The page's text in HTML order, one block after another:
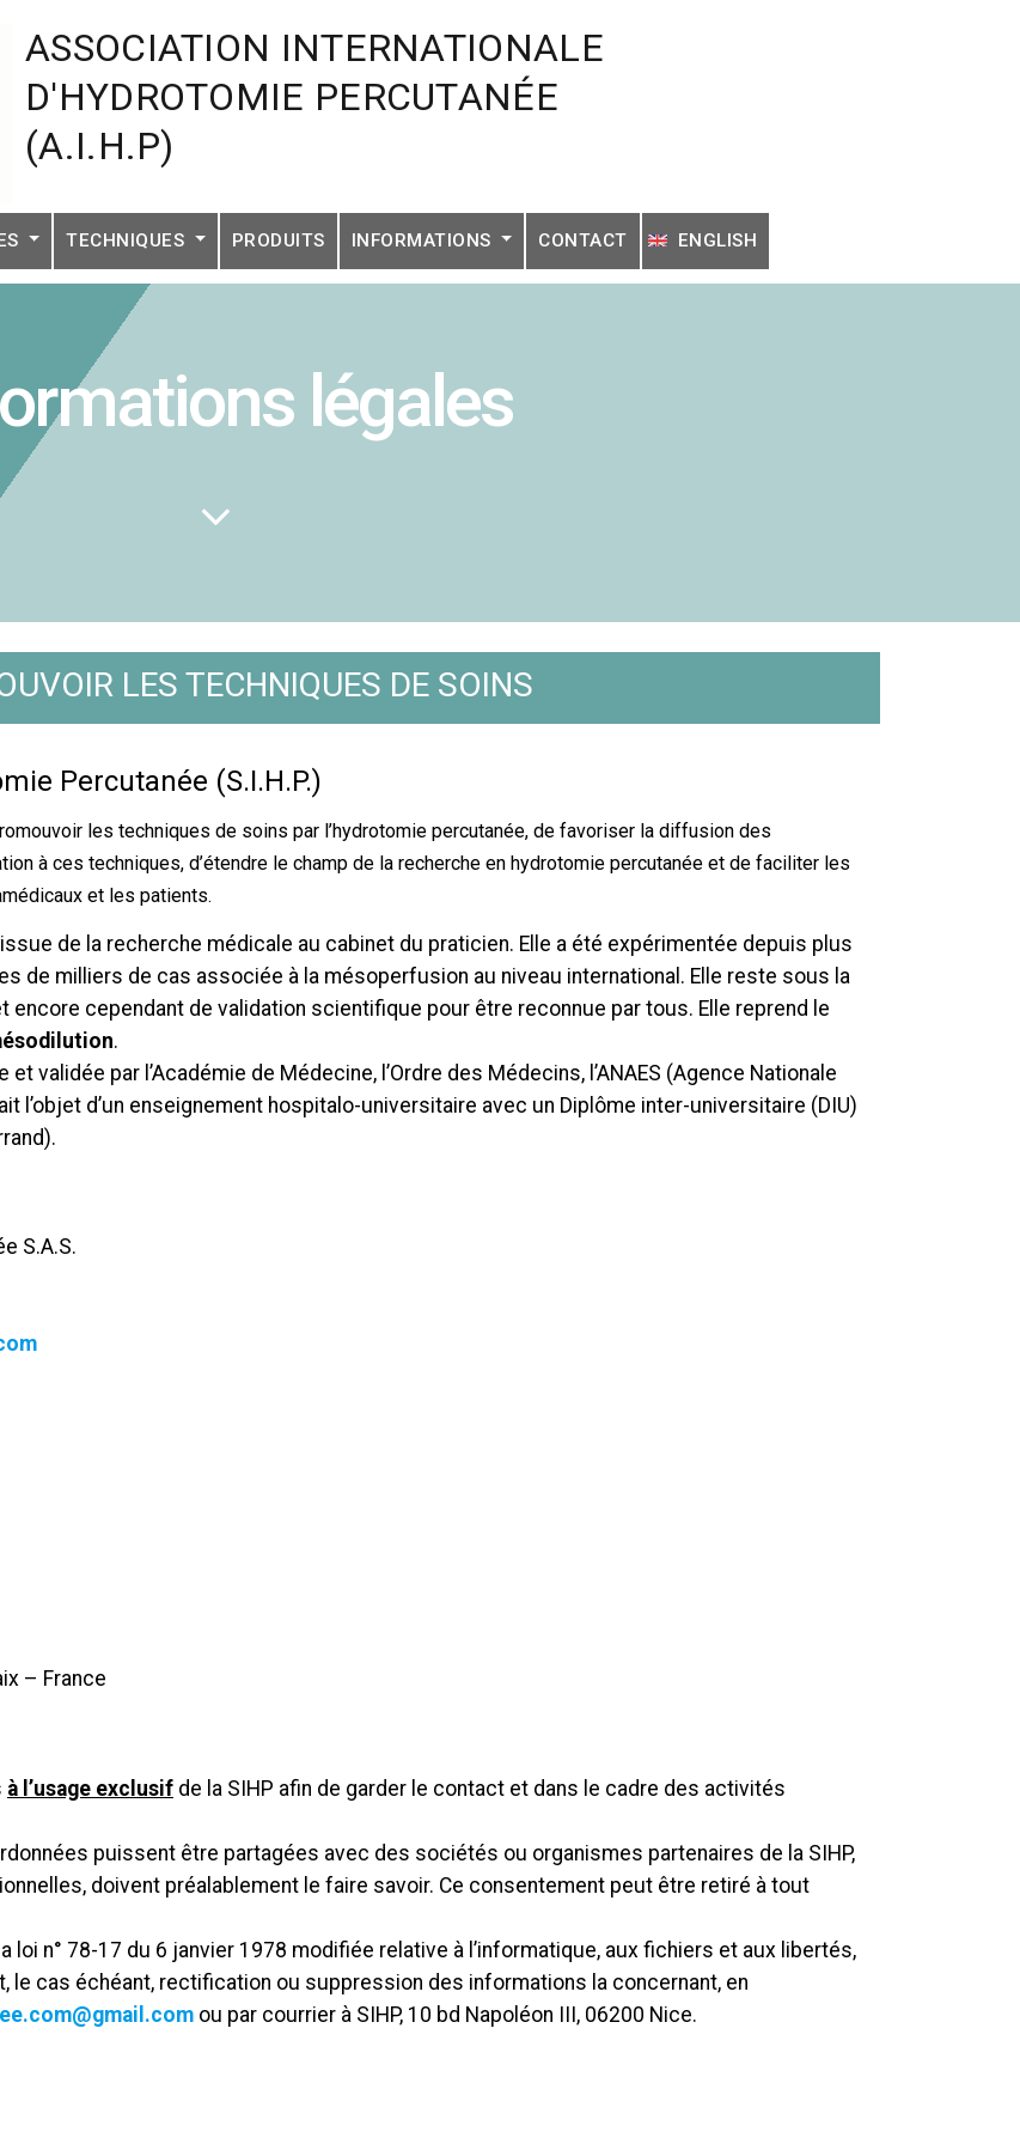
ASSOCIATION INTERNATIONALE
D'HYDROTOMIE PERCUTANÉE
(A.I.H.P)
TECHNIQUES PRODUITS INFORMATIONS CONTACT ENGLISH
légales
LES TECHNIQUES DE SOINS
Percutanée (S.I.H.P.)
les techniques de soins par l’hydrotomie percutanée, de favoriser la diffusion des
à ces techniques, d’étendre le champ de la recherche en hydrotomie percutanée et de faciliter les
et les patients.
de la recherche médicale au cabinet du praticien. Elle a été expérimentée depuis plus
de milliers de cas associée à la mésoperfusion au niveau international. Elle reste sous la
encore cependant de validation scientifique pour être reconnue par tous. Elle reprend le
.
validée par l’Académie de Médecine, l’Ordre des Médecins, l’ANAES (Agence Nationale
l’objet d’un enseignement hospitalo-universitaire avec un Diplôme inter-universitaire (DIU)
S.A.S.
– France
à l’usage exclusif de la SIHP afin de garder le contact et dans le cadre des activités
puissent être partagées avec des sociétés ou organismes partenaires de la SIHP,
doivent préalablement le faire savoir. Ce consentement peut être retiré à tout
n° 78-17 du 6 janvier 1978 modifiée relative à l’informatique, aux fichiers et aux libertés,
cas échéant, rectification ou suppression des informations la concernant, en
ou par courrier à SIHP, 10 bd Napoléon III, 06200 Nice.